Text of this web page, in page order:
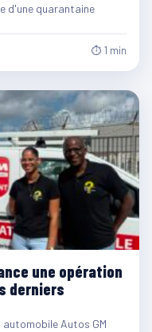
d'une quarantaine
⏱ 1 min
une opération
derniers
Autos GM